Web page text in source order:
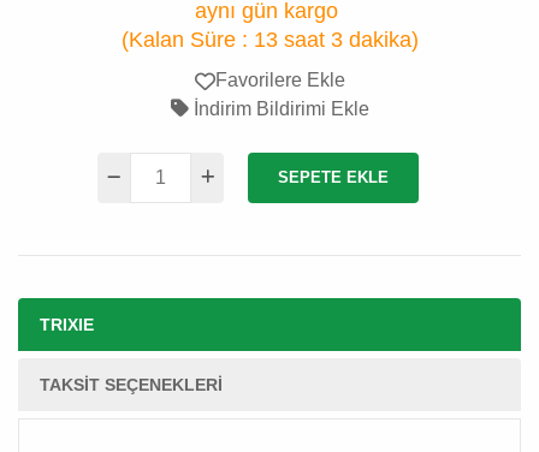
aynı gün kargo
(Kalan Süre : 13 saat 3 dakika)
Favorilere Ekle
İndirim Bildirimi Ekle
SEPETE EKLE
TRIXIE
TAKSIT SEÇENEKLERI